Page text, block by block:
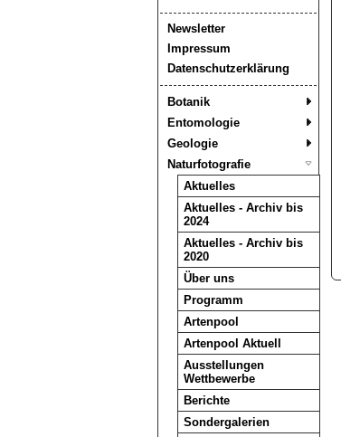
Newsletter
Impressum
Datenschutzerklärung
Botanik
Entomologie
Geologie
Naturfotografie
Aktuelles
Aktuelles - Archiv bis
2024
Aktuelles - Archiv bis
2020
Über uns
Programm
Artenpool
Artenpool Aktuell
Ausstellungen
Wettbewerbe
Berichte
Sondergalerien